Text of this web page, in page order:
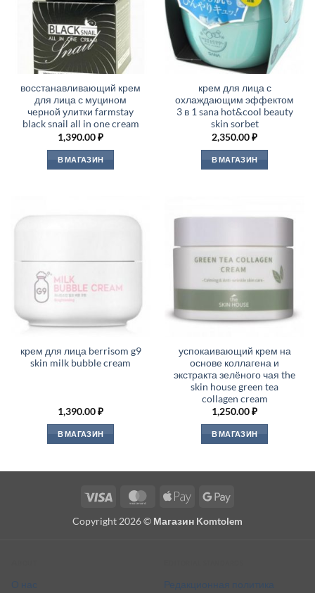
восстанавливающий крем
для лица с муцином
черной улитки farmstay
black snail all in one cream
1,390.00₽
В МАГАЗИН
крем для лица с
охлаждающим эффектом
3 в 1 sana hot&cool beauty
skin sorbet
2,350.00₽
В МАГАЗИН
крем для лица berrisom g9
skin milk bubble cream
1,390.00₽
В МАГАЗИН
успокаивающий крем на
основе коллагена и
экстракта зелёного чая the
skin house green tea
collagen cream
1,250.00₽
В МАГАЗИН
Visa MasterCardApple
Google
Copyright 2026 © Магазин Komtolem
О нас Редакционная политика